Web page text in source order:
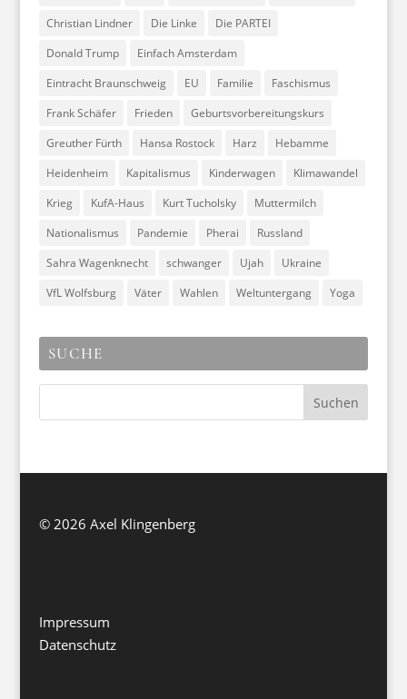
Christian Lindner
Die Linke
Die PARTEI
Donald Trump
Einfach Amsterdam
Eintracht Braunschweig
EU Familie
Faschismus
Frank Schäfer
Frieden
Geburtsvorbereitungskurs
Greuther Fürth
Hansa Rostock Harz
Hebamme
Heidenheim
Kapitalismus Kinderwagen
Klimawandel
Krieg
KufA-Haus Kurt Tucholsky
Muttermilch
Nationalismus
Pandemie Pherai
Russland
Sahra Wagenknecht
schwanger Ujah
Ukraine
VfL Wolfsburg
Väter Wahlen Weltuntergang Yoga
SUCHE
© 2026 Axel Klingenberg
Impressum
Datenschutz